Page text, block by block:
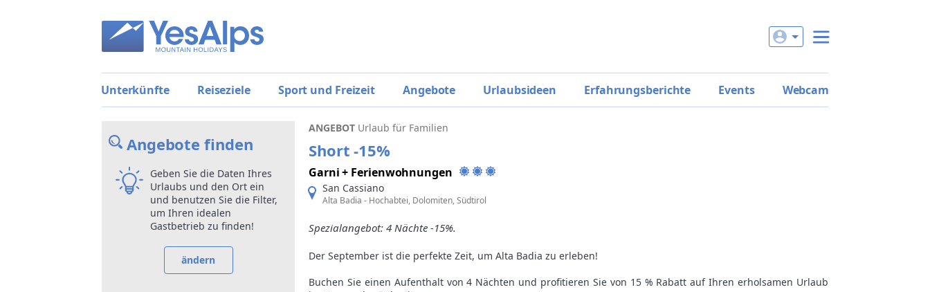
Unterkünfte Reiseziele Sport und Freizeit Angebote Urlaubsideen Erfahrungsberichte Events Webcam
Angebote finden
Geben Sie die Daten Ihres
Urlaubs und den Ort ein
und benutzen Sie die Filter,
um Ihren idealen
Gastbetrieb zu finden!
ANGEBOT Urlaub für Familien
Short -15%
Garni + Ferienwohnungen
San Cassiano
Alta Badia - Hochabtei, Dolomiten, Südtirol
Spezialangebot: 4 Nächte -15%.
Der September ist die perfekte Zeit, um Alta Badia zu erleben!
Buchen Sie einen Aufenthalt von 4 Nächten und profitieren Sie von 15 % Rabatt auf Ihren erholsamen Urlaub